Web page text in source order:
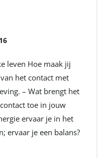
leven Hoe maak jij
het contact met
– Wat brengt het
toe in jouw
ervaar je in het
ervaar je een balans?